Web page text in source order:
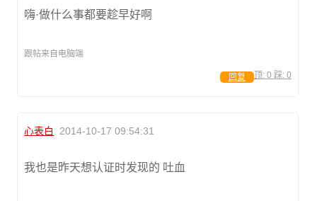
嗨·做什么事都要趁早好啊
跟帖来自电脑端
顶: 0 踩: 0
回复
心表白 2014-10-17 09:54:31
我也是昨天想认证时发现的 吐血